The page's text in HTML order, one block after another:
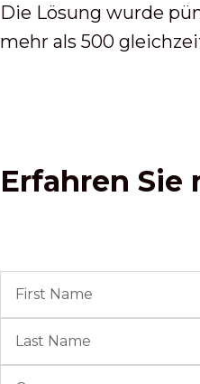
Die Lösung wurde
mehr als 500
Erfahren Sie